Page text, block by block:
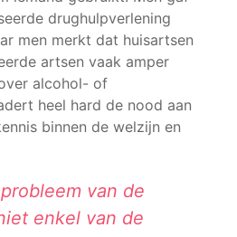
drughulpverlening
men merkt dat huisartsen
artsen vaak amper
alcohol- of
heel hard de nood aan
binnen de welzijn en
van de
enkel van de